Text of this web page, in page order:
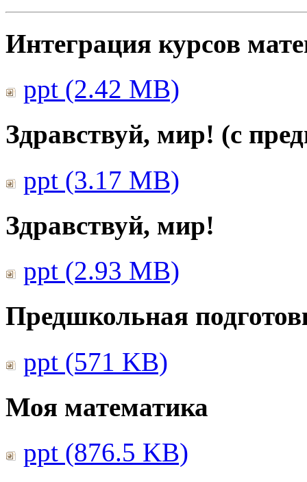
Интеграция курсов
ppt (2.42 MB)
Здравствуй, мир! (с
ppt (3.17 MB)
Здравствуй, мир!
ppt (2.93 MB)
Предшкольная
ppt (571 KB)
Моя математика
ppt (876.5 KB)